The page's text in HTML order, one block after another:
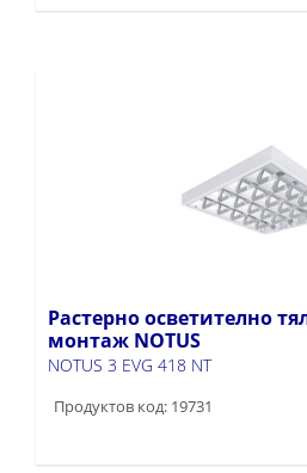
Растерно осветително
монтаж NOTUS
NOTUS 3 EVG 418 NT
Продуктов код: 19731